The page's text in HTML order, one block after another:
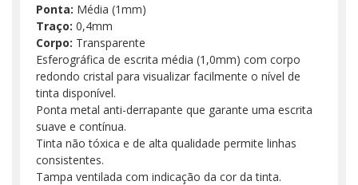
Ponta: Média (1mm)
Traço: 0,4mm
Corpo: Transparente
Esferográfica de escrita média (1,0mm) com corpo
redondo cristal para visualizar facilmente o nível de
tinta disponível.
Ponta metal anti-derrapante que garante uma escrita
suave e contínua.
Tinta não tóxica e de alta qualidade permite linhas
consistentes.
Tampa ventilada com indicação da cor da tinta.